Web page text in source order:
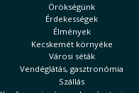
Örökségünk
Érdekességek
Élmények
Kecskemét környéke
Városi séták
Vendéglátás, gasztronómia
Szállás